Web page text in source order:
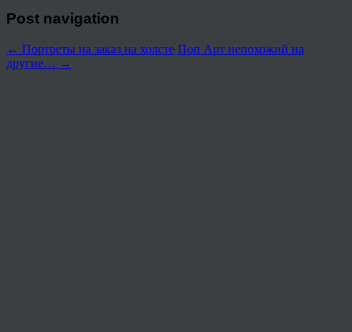
Post navigation
← Портреты на заказ на холсте Поп Арт непохожий на
другие… →